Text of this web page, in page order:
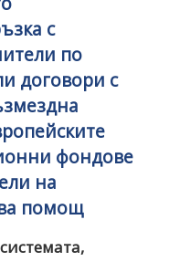
с
по
договори с
фондове
на
помощ